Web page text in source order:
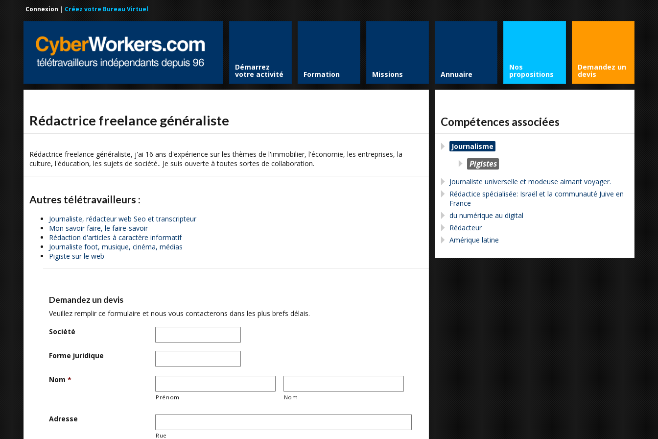
Connexion | Créez votre Bureau Virtuel
Démarrez
votre activité Formation Missions Annuaire
Nos
propositions
Demandez un
devis
Rédactrice freelance généraliste
Rédactrice freelance généraliste, j'ai 16 ans d'expérience sur les thèmes de l'immobilier, l'économie, les entreprises, la
culture, l'éducation, les sujets de société.. Je suis ouverte à toutes sortes de collaboration.
Autres télétravailleurs :
Journaliste, rédacteur web Seo et transcripteur
Mon savoir faire, le faire-savoir
Rédaction d'articles à caractère informatif
Journaliste foot, musique, cinéma, médias
Pigiste sur le web
Demandez un devis
Veuillez remplir ce formulaire et nous vous contacterons dans les plus brefs délais.
Société
Forme juridique
Nom *
Prénom Nom
Adresse
Rue
Compétences associées
Journalisme
Pigistes
Journaliste universelle et modeuse aimant voyager.
Rédactice spécialisée: Israël et la communauté Juive en
France
du numérique au digital
Rédacteur
Amérique latine